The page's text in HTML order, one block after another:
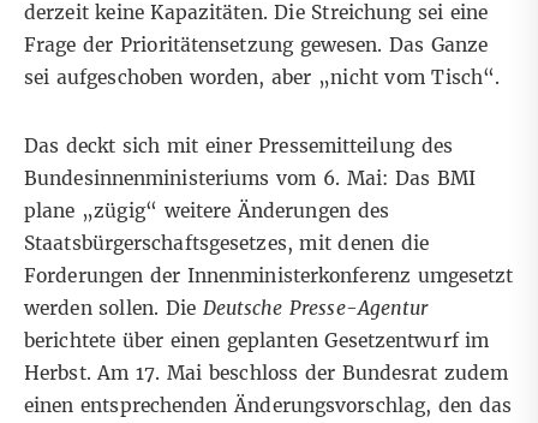
derzeit keine Kapazitäten. Die Streichung sei eine
Frage der Prioritätensetzung gewesen. Das Ganze
sei aufgeschoben worden, aber „nicht vom Tisch“.
Das deckt sich mit einerPressemitteilung des
Bundesinnenministeriums vom 6. Mai: Das BMI
plane „zügig“ weitere Änderungen des
Staatsbürgerschaftsgesetzes, mit denen die
Forderungen der Innenministerkonferenz umgesetzt
werden sollen. Die Deutsche Presse-Agentur
berichtete über einen geplanten Gesetzentwurf im
Herbst. Am 17. Mai beschloss der Bundesrat zudem
einen entsprechenden Änderungsvorschlag, den das